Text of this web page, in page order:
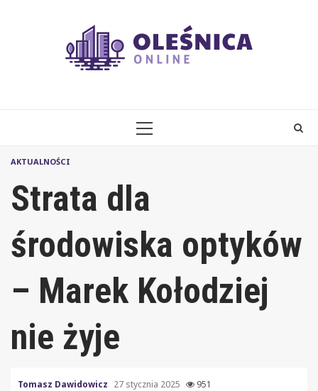
PRIMARY
AKTUALNOŚCI
Strata dla
środowiska optyków
– Marek Kołodziej
nie żyje
Tomasz Dawidowicz 27 stycznia 2025 951